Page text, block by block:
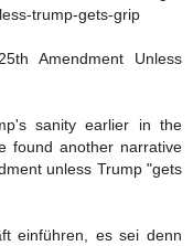
trump-gets-grip
Amendment Unless
sanity earlier in the
found another narrative
unless Trump "gets
einführen, es sei denn